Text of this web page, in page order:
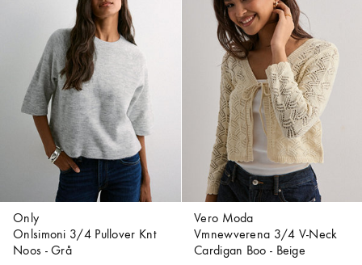
Only
Onlsimoni 3/4 Pullover Knt
Noos - Grå
Vero Moda
Vmnewverena 3/4 V-Neck
Cardigan Boo - Beige